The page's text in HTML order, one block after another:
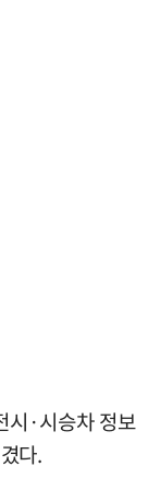
시·시승차 정보
다.